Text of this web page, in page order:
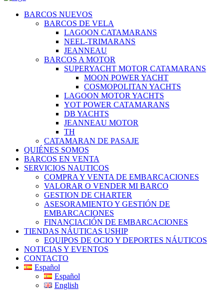
BARCOS NUEVOS
BARCOS DE VELA
LAGOON CATAMARANS
NEEL-TRIMARANS
JEANNEAU
BARCOS A MOTOR
SUPERYACHT MOTOR CATAMARANS
MOON POWER YACHT
COSMOPOLITAN YACHTS
LAGOON MOTOR YACHTS
YOT POWER CATAMARANS
DB YACHTS
JEANNEAU MOTOR
TH
CATAMARAN DE PASAJE
QUIÉNES SOMOS
BARCOS EN VENTA
SERVICIOS NAUTICOS
COMPRA Y VENTA DE EMBARCACIONES
VALORAR O VENDER MI BARCO
GESTION DE CHARTER
ASESORAMIENTO Y GESTIÓN DE
EMBARCACIONES
FINANCIACIÓN DE EMBARCACIONES
TIENDAS NÁUTICAS USHIP
EQUIPOS DE OCIO Y DEPORTES NÁUTICOS
NOTICIAS Y EVENTOS
CONTACTO
Español
Español
English